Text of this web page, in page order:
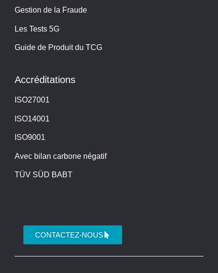
Gestion de la Fraude
Les Tests 5G
Guide de Produit du TCG
Accréditations
ISO27001
ISO14001
ISO9001
Avec bilan carbone négatif
TÜV SÜD BABT
CONTACTEZ-NOUS